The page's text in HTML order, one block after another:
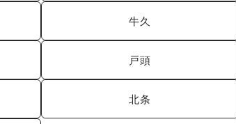
牛久
戸頭
北条